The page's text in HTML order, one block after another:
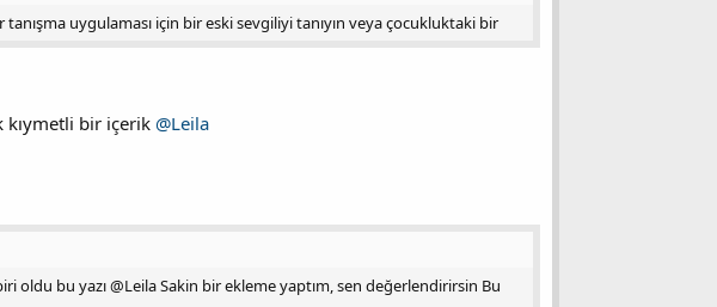
tanışma uygulaması için bir eski sevgiliyi tanıyın veya çocukluktaki bir
kıymetli bir içerik @Leila
oldu bu yazı @Leila Sakin bir ekleme yaptım, sen değerlendirirsin Bu